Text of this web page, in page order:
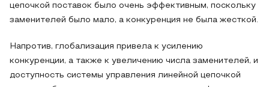
цепочкой поставок было очень эффективным, поскольку
заменителей было мало, а конкуренция не была жесткой.
Напротив, глобализация привела к усилению
конкуренции, а также к увеличению числа заменителей, и
доступность системы управления линейной цепочкой